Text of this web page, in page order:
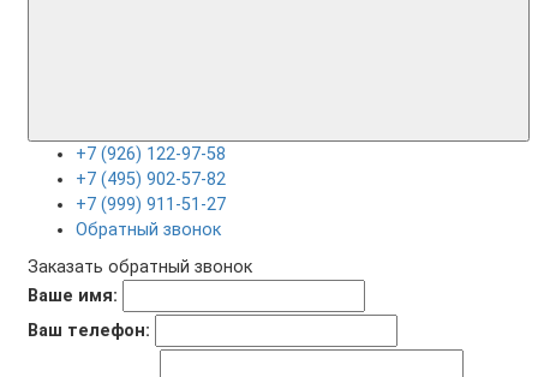
+7 (926) 122-97-58
+7 (495) 902-57-82
+7 (999) 911-51-27
Обратный звонок
Заказать обратный звонок
Ваше имя:
Ваш телефон: